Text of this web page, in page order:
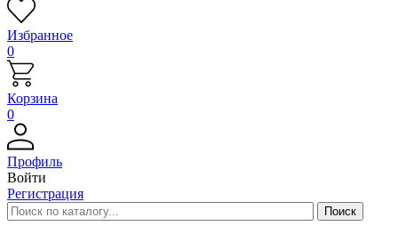
Избранное
0
Корзина
0
Профиль
Войти
Регистрация